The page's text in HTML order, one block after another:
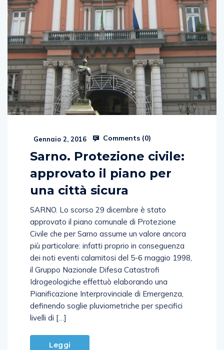
Gennaio 2, 2016 Comments (0)
Sarno. Protezione civile:
approvato il piano per
una città sicura
SARNO. Lo scorso 29 dicembre è stato
approvato il piano comunale di Protezione
Civile che per Sarno assume un valore ancora
più particolare: infatti proprio in conseguenza
dei noti eventi calamitosi del 5-6 maggio 1998,
il Gruppo Nazionale Difesa Catastrofi
Idrogeologiche effettuò elaborando una
Pianificazione Interprovinciale di Emergenza,
definendo soglie pluviometriche per specifici
livelli di […]
Leggi